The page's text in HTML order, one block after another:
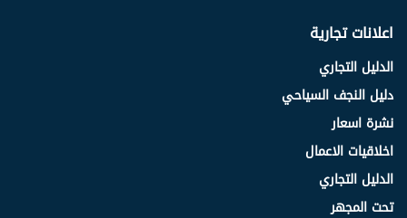
اعلانات تجارية
الدليل التجاري
دليل النجف السياحي
نشرة اسعار
اخلاقيات الاعمال
الدليل التجاري
تحت المجهر